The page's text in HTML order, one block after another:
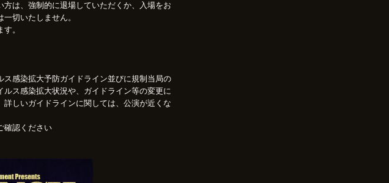
は、強制的に退場していただくか、入場をお
切いたしません。
。
感染拡大予防ガイドライン並びに規制当局の
ス感染拡大状況や、ガイドライン等の変更に
しいガイドラインに関しては、公演が近くな
確認ください